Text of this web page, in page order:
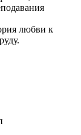
любви к